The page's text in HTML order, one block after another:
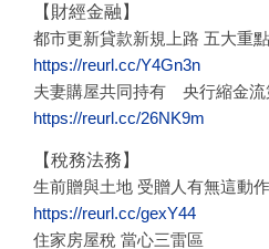
【財經金融】
都市更新貸款新規上路 五大重
https://reurl.cc/Y4Gn3n
夫妻購屋共同持有 央行縮金流
https://reurl.cc/26NK9m
【稅務法務】
生前贈與土地 受贈人有無這動
https://reurl.cc/gexY44
住家房屋稅 當心三雷區